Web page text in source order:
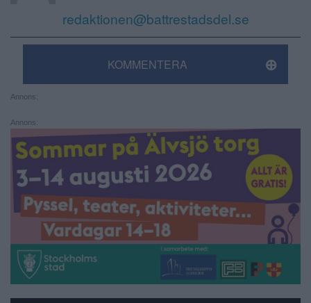
redaktionen@battrestadsdel.se
KOMMENTERA
Annons:
Annons: